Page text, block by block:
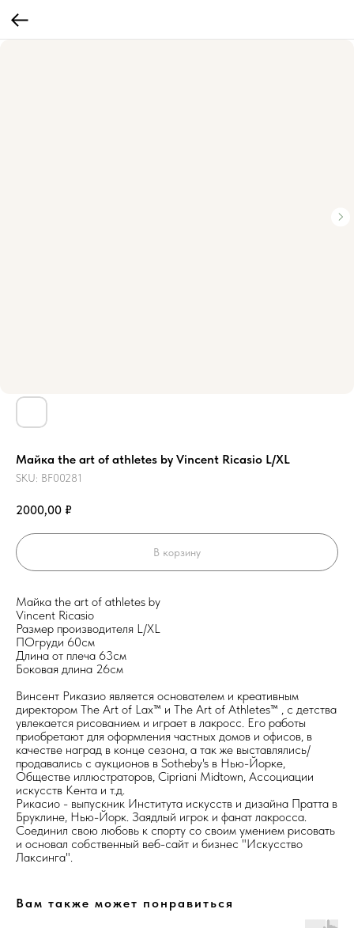
Майка the art of athletes by Vincent Ricasio L/XL
SKU: BF00281
2000,00 ₽
В корзину
Майка the art of athletes by
Vincent Ricasio
Размер производителя L/XL
ПОгруди 60см
Длина от плеча 63см
Боковая длина 26см
Винсент Риказио является основателем и креативным
директором The Art of Lax™ и The Art of Athletes™ , с детства
увлекается рисованием и играет в лакросс. Его работы
приобретают для оформления частных домов и офисов, в
качестве наград в конце сезона, а так же выставлялись/
продавались с аукционов в Sotheby's в Нью-Йорке,
Обществе иллюстраторов, Cipriani Midtown, Ассоциации
искусств Кента и т.д.
Рикасио - выпускник Института искусств и дизайна Пратта в
Бруклине, Нью-Йорк. Заядлый игрок и фанат лакросса.
Соединил свою любовь к спорту со своим умением рисовать
и основал собственный веб-сайт и бизнес "Искусство
Лаксинга".
Вам также может понравиться